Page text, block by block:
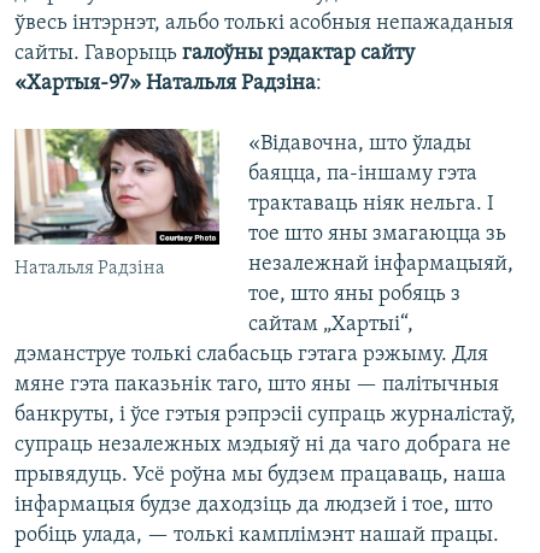
ўвесь інтэрнэт, альбо толькі асобныя непажаданыя
сайты. Гаворыць галоўны рэдактар сайту
«Хартыя-97» Натальля Радзіна:
Натальля Радзіна
«Відавочна, што ўлады
баяцца, па-іншаму гэта
трактаваць ніяк нельга. І
тое што яны змагаюцца зь
незалежнай інфармацыяй,
тое, што яны робяць з
сайтам „Хартыі“,
дэманструе толькі слабасьць гэтага рэжыму. Для
мяне гэта паказьнік таго, што яны — палітычныя
банкруты, і ўсе гэтыя рэпрэсіі супраць журналістаў,
супраць незалежных мэдыяў ні да чаго добрага не
прывядуць. Усё роўна мы будзем працаваць, наша
інфармацыя будзе даходзіць да людзей і тое, што
робіць улада, — толькі камплімэнт нашай працы.